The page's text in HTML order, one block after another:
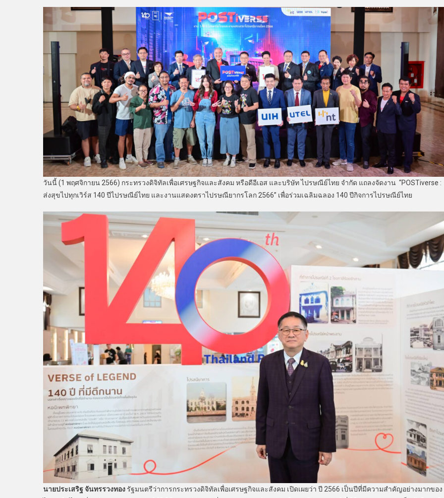
วันนี้ (1 พฤศจิกายน 2566) กระทรวงดิจิทัลเพื่อเศรษฐกิจและสังคม หรือดีอีเอส และบริษัท ไปรษณีย์ไทย จำกัด แถลงจัดงาน “POSTiverse :
ส่งสุขไปทุกเวิร์ส 140 ปีไปรษณีย์ไทย และงานแสดงตราไปรษณียากรโลก 2566” เพื่อร่วมเฉลิมฉลอง 140 ปีกิจการไปรษณีย์ไทย
นายประเสริฐ จันทรรวงทอง รัฐมนตรีว่าการกระทรวงดิจิทัลเพื่อเศรษฐกิจและสังคม เปิดเผยว่า ปี 2566 เป็นปีที่มีความสำคัญอย่างมากของ